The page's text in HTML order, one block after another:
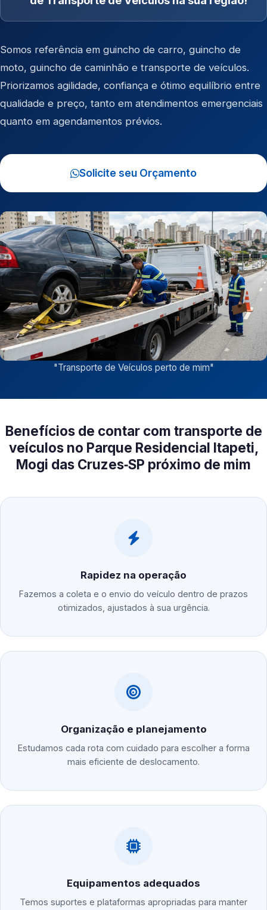
Somos referência em guincho de carro, guincho de
moto, guincho de caminhão e transporte de veículos.
Priorizamos agilidade, confiança e ótimo equilíbrio entre
qualidade e preço, tanto em atendimentos emergenciais
quanto em agendamentos prévios.
Solicite seu Orçamento
"Transporte de Veículos perto de mim"
Benefícios de contar com transporte de
veículos no Parque Residencial Itapeti,
Mogi das Cruzes‑SP próximo de mim
Rapidez na operação
Fazemos a coleta e o envio do veículo dentro de prazos
otimizados, ajustados à sua urgência.
Organização e planejamento
Estudamos cada rota com cuidado para escolher a forma
mais eficiente de deslocamento.
Equipamentos adequados
Temos suportes e plataformas apropriadas para manter